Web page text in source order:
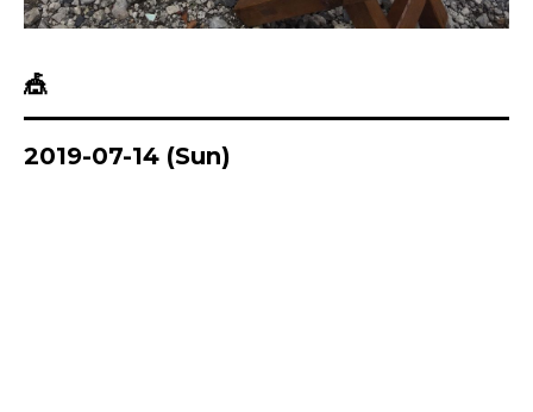
🎪
2019-07-14 (Sun)